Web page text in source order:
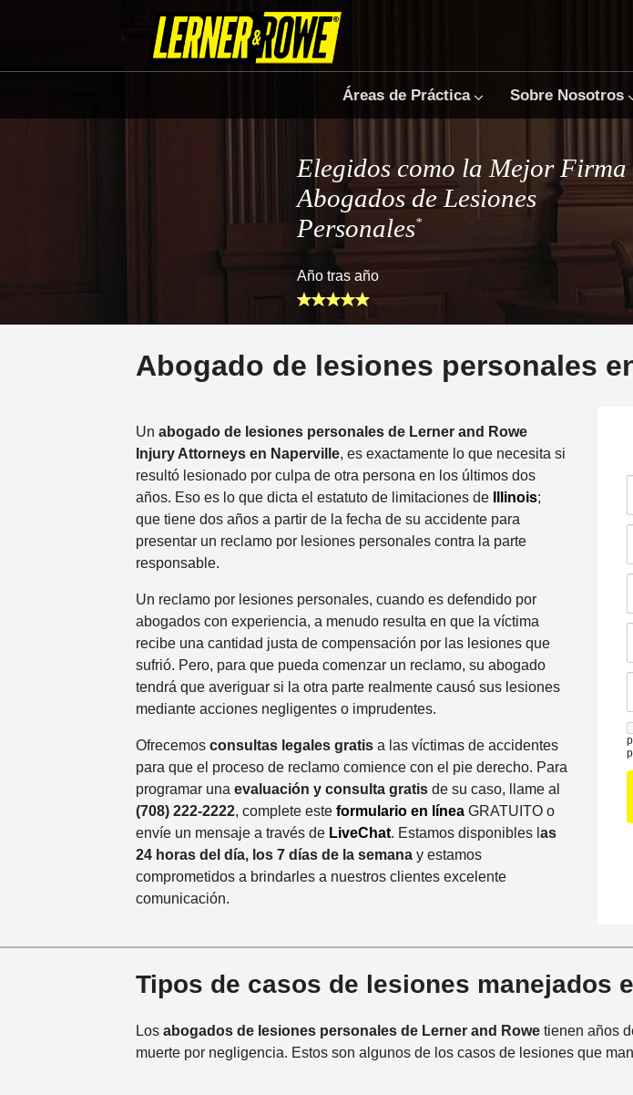
Áreas de Práctica Sobre Nosotros
Elegidos como la Mejor Firma
Abogados de Lesiones
Personales*
Año tras año
Abogado de lesiones personales
Un abogado de lesiones personales de Lerner and Rowe
Injury Attorneys en Naperville, es exactamente lo que necesita si
resultó lesionado por culpa de otra persona en los últimos dos
años. Eso es lo que dicta el estatuto de limitaciones de
Illinois;
que tiene dos años a partir de la fecha de su accidente para
presentar un reclamo por lesiones personales contra la parte
responsable.
Un reclamo por lesiones personales, cuando es defendido por
abogados con experiencia, a menudo resulta en que la víctima
recibe una cantidad justa de compensación por las lesiones que
sufrió. Pero, para que pueda comenzar un reclamo, su abogado
tendrá que averiguar si la otra parte realmente causó sus lesiones
mediante acciones negligentes o imprudentes.
Ofrecemos consultas legales gratis a las víctimas de accidentes
para que el proceso de reclamo comience con el pie derecho. Para
programar una evaluación y consulta gratis de su caso, llame al
(708) 222-2222, complete este formulario en líneaGRATUITO o
envíe un mensaje a través de LiveChat. Estamos disponibles l as
24 horas del día, los 7 días de la semana y estamos
comprometidos a brindarles a nuestros clientes excelente
comunicación.
r
*
a
lt
e
t
e
i
c
i
a
a
a
s
e
Tipos de casos de lesiones manejados
Los abogados de lesiones personales de Lerner and Rowe tienen años
muerte por negligencia. Estos son algunos de los casos de lesiones que